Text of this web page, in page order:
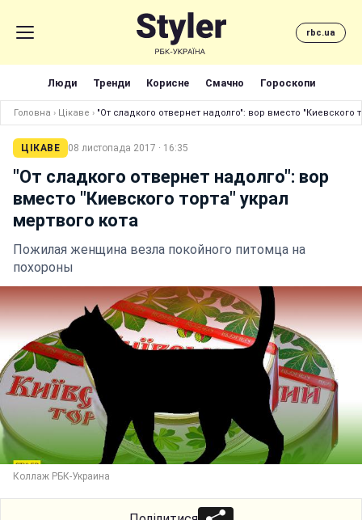
rbc.ua
Люди Тренди Корисне Смачно Гороскопи
Головна › Цікаве › "От сладкого отвернет надолго": вор вместо "Киевского
ЦІКАВЕ 08 листопада 2017 · 16:35
"От сладкого отвернет надолго": вор
вместо "Киевского торта" украл
мертвого кота
Пожилая женщина везла покойного питомца на
похороны
Коллаж РБК-Украина